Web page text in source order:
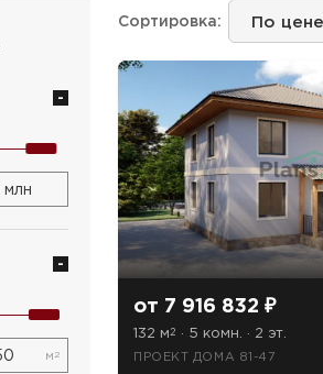
Сортировка: По цене
от 7 916 832 ₽
132 м 2 · 5 комн. · 2 эт.
ПРОЕКТ ДОМА 81-47
м 2